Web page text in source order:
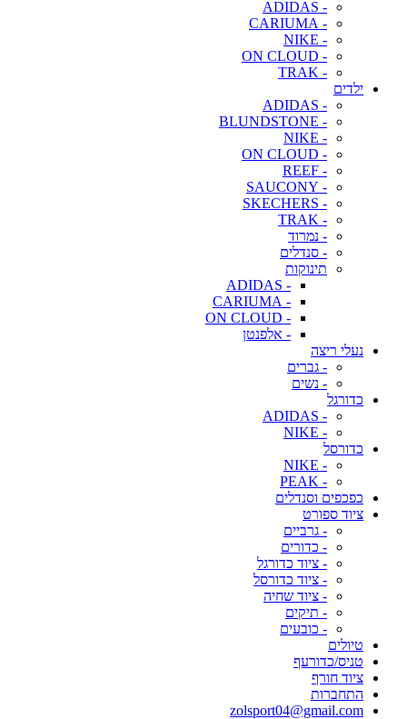
- ADIDAS
- CARIUMA
- NIKE
- ON CLOUD
- TRAK
ילדים
- ADIDAS
- BLUNDSTONE
- NIKE
- ON CLOUD
- REEF
- SAUCONY
- SKECHERS
- TRAK
- נמרוד
- סנדלים
תינוקות
- ADIDAS
- CARIUMA
- ON CLOUD
- אלפנטן
נעלי ריצה
- גברים
- נשים
כדורגל
- ADIDAS
- NIKE
כדורסל
- NIKE
- PEAK
כפכפים וסנדלים
ציוד ספורט
- גרביים
- כדורים
- ציוד כדורגל
- ציוד כדורסל
- ציוד שחיה
- תיקים
- כובעים
טיולים
טניס/כדורעף
ציוד חורף
התחברות
zolsport04@gmail.com